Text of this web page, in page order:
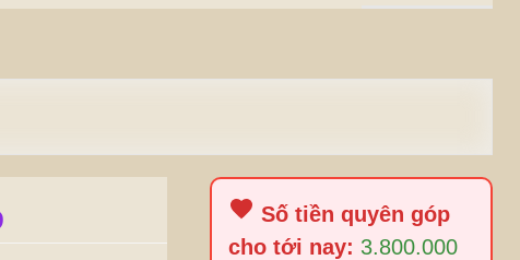
Số tiền quyên góp
cho tới nay: 3.800.000